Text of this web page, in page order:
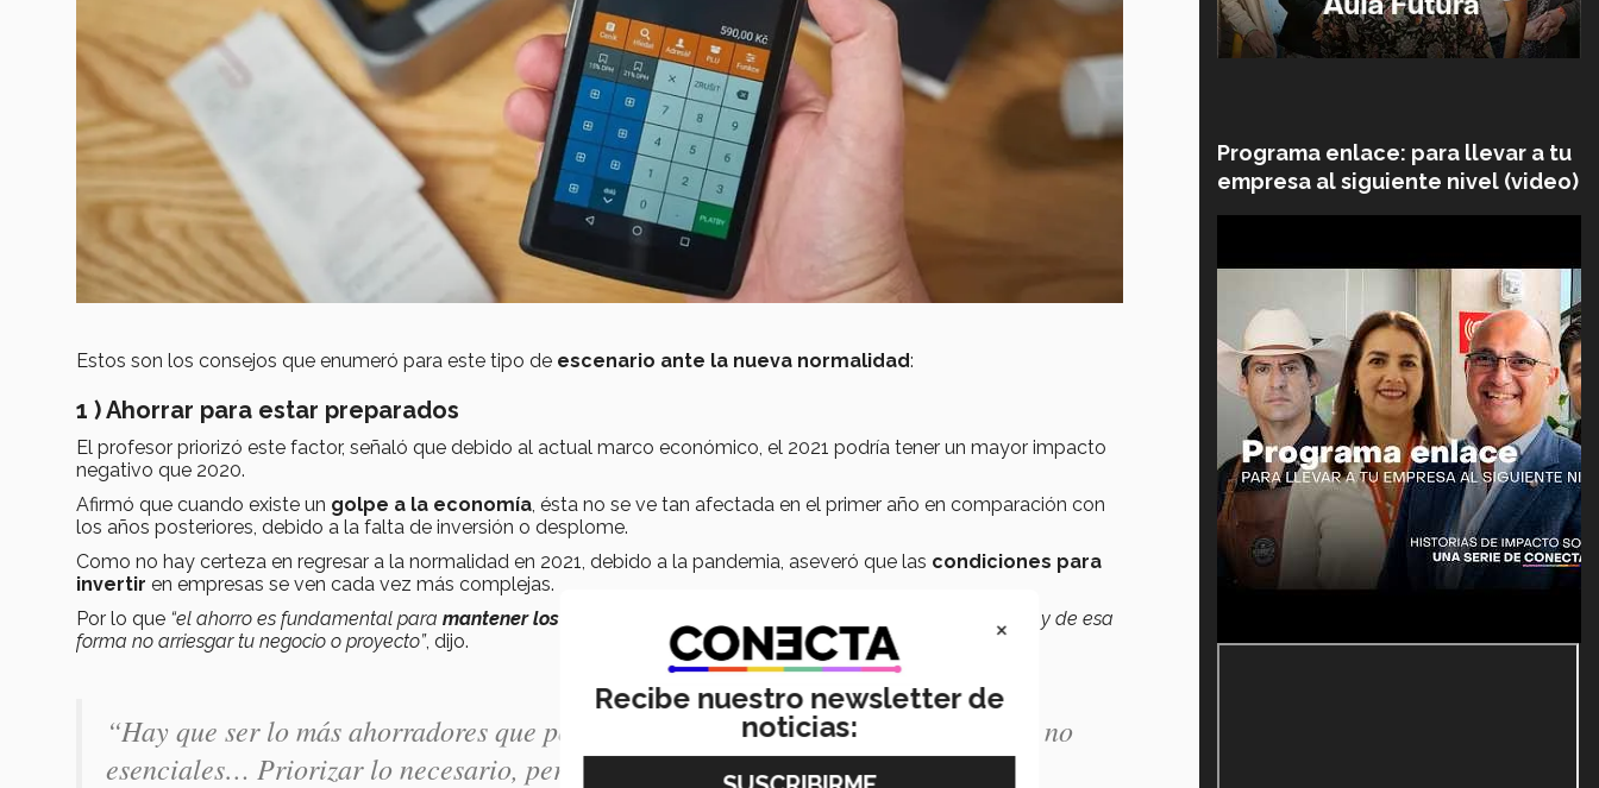
Estos son los consejos que enumeró para este tipo de escenario ante la nueva normalidad:
1 ) Ahorrar para estar preparados
El profesor priorizó este factor, señaló que debido al actual marco económico, el 2021 podría tener un mayor impacto
negativo que 2020.
Afirmó que cuando existe un golpe a la economía, ésta no se ve tan afectada en el primer año en comparación con
los años posteriores, debido a la falta de inversión o desplome.
Como no hay certeza en regresar a la normalidad en 2021, debido a la pandemia, aseveró que las condiciones para
invertir en empresas se ven cada vez más complejas.
Por lo que “el ahorro es fundamental para mantener los gastos más necesarios
si te encuentras emprendiendo y de esa
forma no arriesgar tu negocio o proyecto”, dijo.
“Hay que ser lo más ahorradores que podamos y dejar de lado aquellos aspectos no
esenciales… Priorizar lo necesario, pero sobre todo la salud".
Programa enlace: para llevar a tu
empresa al siguiente nivel (video)
×
Recibe nuestro newsletter de
noticias: